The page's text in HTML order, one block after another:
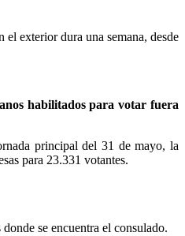
exterior dura una semana, desde
habilitados para votar fuera
principal del 31 de mayo, la
para 23.331 votantes.
se encuentra el consulado.